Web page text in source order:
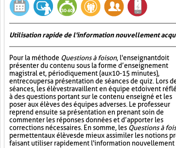
Utilisation rapide de l'information nouvellement
Pour la méthode Questions à foison, l'enseignant doit
présenter du contenu sous la forme d’enseignement
magistral et, périodiquement (aux 10-15 minutes),
entrecouper sa présentation de séances de quiz. Lors
séances, les élèves travaillent en équipe et doivent
à des questions portant sur le contenu enseigné et les
poser aux élèves des équipes adverses. Le professeur
reprend ensuite sa présentation en prenant soin de
commenter les réponses données et d’apporter les
corrections nécessaires. En somme, les Questions à
permettent aux élèves de mieux assimiler les notions
faisant utiliser rapidement l'information nouvellement